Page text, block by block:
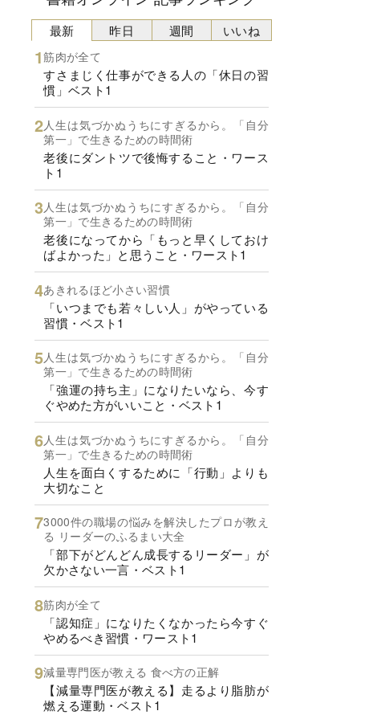
最新
筋肉が全て
すさまじく仕事ができる人の「休日の習
慣」ベスト1
人生は気づかぬうちにすぎるから。「自分
第一」で生きるための時間術
老後にダントツで後悔すること・ワース
ト1
人生は気づかぬうちにすぎるから。「自分
第一」で生きるための時間術
老後になってから「もっと早くしておけ
ばよかった」と思うこと・ワースト1
あきれるほど小さい習慣
「いつまでも若々しい人」がやっている
習慣・ベスト1
人生は気づかぬうちにすぎるから。「自分
第一」で生きるための時間術
「強運の持ち主」になりたいなら、今す
ぐやめた方がいいこと・ベスト1
人生は気づかぬうちにすぎるから。「自分
第一」で生きるための時間術
人生を面白くするために「行動」よりも
大切なこと
3000件の職場の悩みを解決したプロが教え
る リーダーのふるまい大全
「部下がどんどん成長するリーダー」が
欠かさない一言・ベスト1
筋肉が全て
「認知症」になりたくなかったら今すぐ
やめるべき習慣・ワースト1
減量専門医が教える 食べ方の正解
【減量専門医が教える】走るより脂肪が
燃える運動・ベスト1
昨日 週間 いいね